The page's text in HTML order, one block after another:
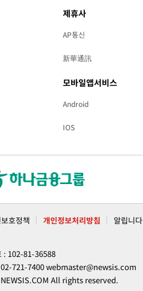
제휴사
AP통신
新華通訊
모바일앱서비스
Android
IOS
호정책 개인정보처리방침 알립니다
: 102-81-36588
721-7400webmaster@newsis.com
NEWSIS.COM All rights reserved.